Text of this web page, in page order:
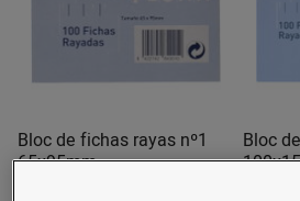
Bloc de fichas rayas nº1
65x95mm
Bloc